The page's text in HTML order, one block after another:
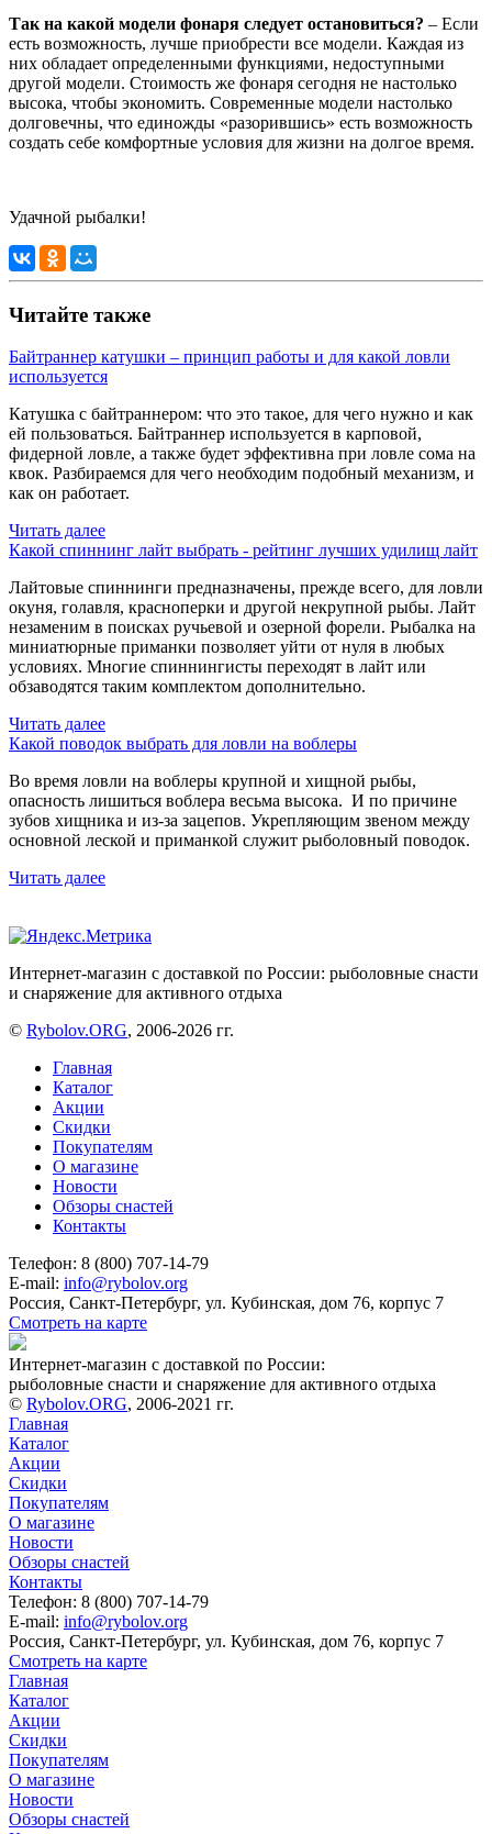
Так на какой модели фонаря следует остановиться? – Если
есть возможность, лучше приобрести все модели. Каждая из
них обладает определенными функциями, недоступными
другой модели. Стоимость же фонаря сегодня не настолько
высока, чтобы экономить. Современные модели настолько
долговечны, что единожды «разорившись» есть возможность
создать себе комфортные условия для жизни на долгое время.
Удачной рыбалки!
Читайте также
Байтраннер катушки – принцип работы и для какой ловли
используется
Катушка с байтраннером: что это такое, для чего нужно и как
ей пользоваться. Байтраннер используется в карповой,
фидерной ловле, а также будет эффективна при ловле сома на
квок. Разбираемся для чего необходим подобный механизм, и
как он работает.
Читать далее
Какой спиннинг лайт выбрать - рейтинг лучших удилищ лайт
Лайтовые спиннинги предназначены, прежде всего, для ловли
окуня, голавля, красноперки и другой некрупной рыбы. Лайт
незаменим в поисках ручьевой и озерной форели. Рыбалка на
миниатюрные приманки позволяет уйти от нуля в любых
условиях. Многие спиннингисты переходят в лайт или
обзаводятся таким комплектом дополнительно.
Читать далее
Какой поводок выбрать для ловли на воблеры
Во время ловли на воблеры крупной и хищной рыбы,
опасность лишиться воблера весьма высока. И по причине
зубов хищника и из-за зацепов. Укрепляющим звеном между
основной леской и приманкой служит рыболовный поводок.
Читать далее
Интернет-магазин с доставкой по России: рыболовные снасти
и снаряжение для активного отдыха
© Rybolov.ORG, 2006-2026 гг.
Главная
Каталог
Акции
Скидки
Покупателям
О магазине
Новости
Обзоры снастей
Контакты
Телефон: 8 (800) 707-14-79
E-mail: info@rybolov.org
Россия, Санкт-Петербург, ул. Кубинская, дом 76, корпус 7
Смотреть на карте
Интернет-магазин с доставкой по России:
рыболовные снасти и снаряжение для активного отдыха
© Rybolov.ORG, 2006-2021 гг.
Главная
Каталог
Акции
Скидки
Покупателям
О магазине
Новости
Обзоры снастей
Контакты
Телефон: 8 (800) 707-14-79
E-mail: info@rybolov.org
Россия, Санкт-Петербург, ул. Кубинская, дом 76, корпус 7
Смотреть на карте
Главная
Каталог
Акции
Скидки
Покупателям
О магазине
Новости
Обзоры снастей